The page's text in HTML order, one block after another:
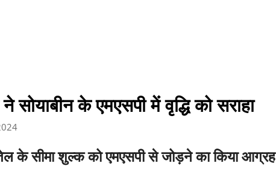
सोयाबीन के एमएसपी में वृद्धि को सराहा
के सीमा शुल्क को एमएसपी से जोड़ने का किया आग्रह